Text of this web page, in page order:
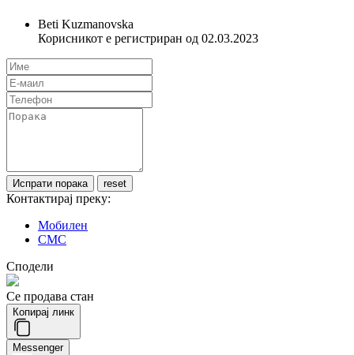
Beti Kuzmanovska
Корисникот е регистриран од 02.03.2023
Контактирај преку:
Мобилен
СМС
Сподели
Се продава стан
Копирај линк
Messenger